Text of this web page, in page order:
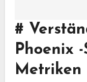
#
Phoenix
Metriken